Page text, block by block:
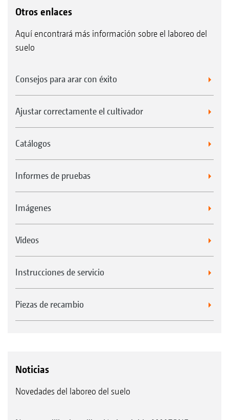
Otros enlaces
Aquí encontrará más información sobre el laboreo del
suelo
Consejos para arar con éxito
Ajustar correctamente el cultivador
Catálogos
Informes de pruebas
Imágenes
Vídeos
Instrucciones de servicio
Piezas de recambio
Noticias
Novedades del laboreo del suelo